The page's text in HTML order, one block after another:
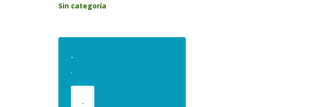
Sin categoría
.
.
.